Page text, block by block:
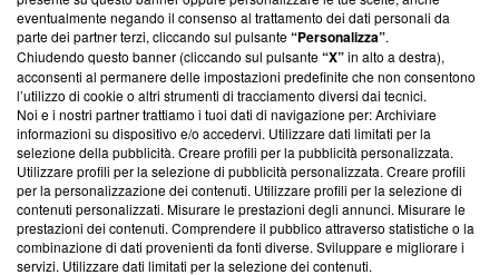
Su di noi
Team editoriale
Corporate
Redazione
Informativa Privacy
Cookie Policy
eventualmente negando il consenso al trattamento dei dati personali da
parte dei partner terzi, cliccando sul pulsante“Personalizza”.
Chiudendo questo banner (cliccando sul pulsante“X”in alto a destra),
acconsenti al permanere delle impostazioni predefinite che non consentono
l’utilizzo di cookie o altri strumenti di tracciamento diversi dai tecnici.
Noi e i nostri partner trattiamo i tuoi dati di navigazione per: Archiviare
informazioni su dispositivo e/o accedervi. Utilizzare dati limitati per la
selezione della pubblicità. Creare profili per la pubblicità personalizzata.
Utilizzare profili per la selezione di pubblicità personalizzata. Creare profili
per la personalizzazione dei contenuti. Utilizzare profili per la selezione di
contenuti personalizzati. Misurare le prestazioni degli annunci. Misurare le
prestazioni dei contenuti. Comprendere il pubblico attraverso statistiche o la
combinazione di dati provenienti da fonti diverse. Sviluppare e migliorare i
servizi. Utilizzare dati limitati per la selezione dei contenuti.